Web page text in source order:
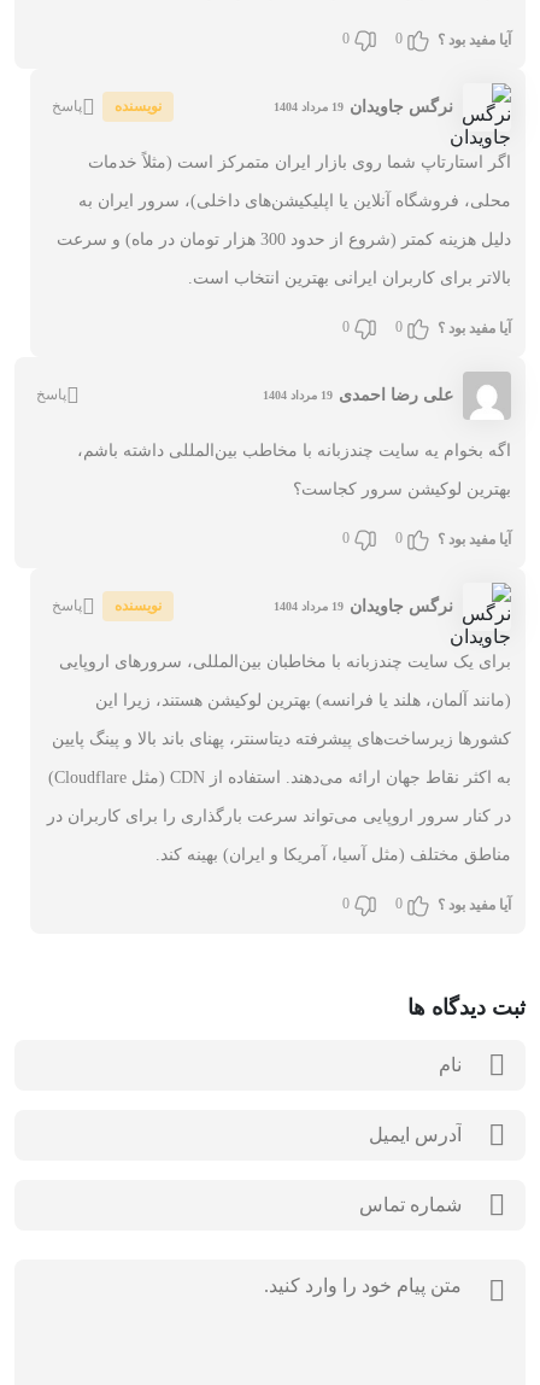
آیا مفید بود ؟ 0
0
نرگس جاویدان 19 مرداد 1404 نویسنده پاسخ
اگر استارتاپ شما روی بازار ایران متمرکز است (مثلاً خدمات
محلی، فروشگاه آنلاین یا اپلیکیشن‌های داخلی)، سرور ایران به
دلیل هزینه کمتر (شروع از حدود 300 هزار تومان در ماه) و سرعت
بالاتر برای کاربران ایرانی بهترین انتخاب است.
آیا مفید بود ؟ 0
0
علی رضا احمدی 19 مرداد 1404 پاسخ
اگه بخوام یه سایت چندزبانه با مخاطب بین‌المللی داشته باشم،
بهترین لوکیشن سرور کجاست؟
آیا مفید بود ؟ 0
0
نرگس جاویدان 19 مرداد 1404 نویسنده پاسخ
برای یک سایت چندزبانه با مخاطبان بین‌المللی، سرورهای اروپایی
(مانند آلمان، هلند یا فرانسه) بهترین لوکیشن هستند، زیرا این
کشورها زیرساخت‌های پیشرفته دیتاسنتر، پهنای باند بالا و پینگ پایین
به اکثر نقاط جهان ارائه می‌دهند. استفاده از CDN (مثل Cloudflare)
در کنار سرور اروپایی می‌تواند سرعت بارگذاری را برای کاربران در
مناطق مختلف (مثل آسیا، آمریکا و ایران) بهینه کند.
آیا مفید بود ؟ 0
0
ثبت دیدگاه ها